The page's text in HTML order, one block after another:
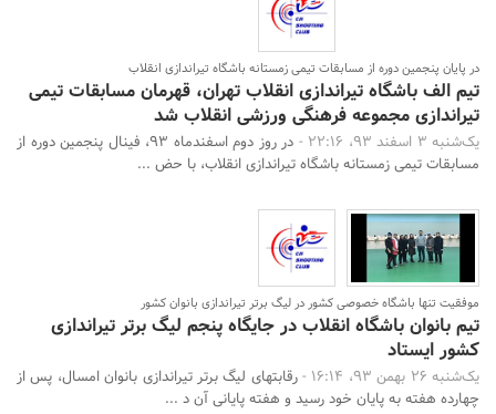
در پایان پنجمین دوره از مسابقات تیمی زمستانه باشگاه تیراندازی انقلاب
تیم الف باشگاه تیراندازی انقلاب تهران، قهرمان مسابقات تیمی
تیراندازی مجموعه فرهنگی ورزشی انقلاب شد
یک‌شنبه 3 اسفند 93، 22:16 -
در روز دوم اسفندماه 93، فینال پنجمین دوره از
مسابقات تیمی زمستانه باشگاه تیراندازی انقلاب، با حض ...
موفقیت تنها باشگاه خصوصی کشور در لیگ برتر تیراندازی بانوان کشور
تیم بانوان باشگاه انقلاب در جایگاه پنجم لیگ برتر تیراندازی
کشور ایستاد
یک‌شنبه 26 بهمن 93، 16:14 -
رقابتهای لیگ برتر تیراندازی بانوان امسال، پس از
چهارده هفته به پایان خود رسید و هفته پایانی آن د ...